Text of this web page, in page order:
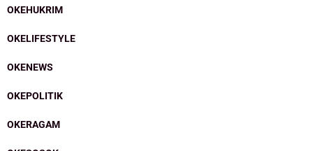
OKEHUKRIM
OKELIFESTYLE
OKENEWS
OKEPOLITIK
OKERAGAM